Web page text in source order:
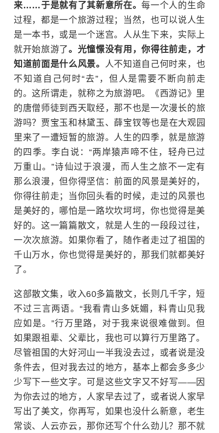
来……于是就有了其新意所在。每一个人的生命
过程，都是一个旅游过程；当然，也可以说人生
是一本书，或是一个迷宫。人从生下来，实际上
就开始旅游了。光憧憬没有用，你得往前走，才
知道前面是什么风景。 人不知道自己何时来，也
不知道自己何时“去”，但人是需要不断向前走
的。这所谓走，就称之为旅游吧。《西游记》里
的唐僧师徒到西天取经，那不也是一次漫长的旅
游吗？ 贾宝玉和 林黛玉、 薛宝钗等也是在大观园
里来了一遭短暂的旅游。人生的四季，就是旅游
的四季。李白说：“两岸猿声啼不住，轻舟已过
万重山。”诗仙过于浪漫，而人生之旅不一定有
那么浪漫，但你得坚信：前面的风景是美好的，
你得往前走；当你回头看的时候，走过的风景也
是美好的，哪怕是一路坎坎坷坷，你也觉得是美
好的。这一篇篇散文，就是人生的一段段过往，
一次次旅游。如果你看了，随作者走过了祖国的
千山万水，你也觉得是美好的，那我们就都美好
了。
这部散文集，收入60多篇散文，长则几千字，短
不过三言两语。“我看青山多妩媚，料青山见我
应如是。”行万里路，对于我来说很难做到。但
如果跟祖辈、父辈比，我也可以算行万里路了。
尽管祖国的大好河山一半我没去过，或者说是没
条件去，但对我去过的地方，基本上都会多多少
少写下一些文字。可是这些文字又不好写——因
为你去过的地方，人家早去过了，或者说人家早
写出了美文，你再写，如果也没什么新意，老生
常谈、人云亦云，那你还写个什么劲儿？那不就